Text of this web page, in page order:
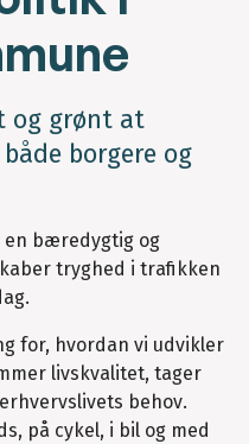
og grønt at
borgere og
en bæredygtig og
tryghed i trafikken
for, hvordan vi udvikler
livskvalitet, tager
behov.
på cykel, i bil og med